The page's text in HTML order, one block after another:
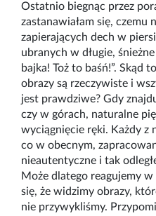
Ostatnio biegnąc przez
zastanawiałam się, czemu
zapierających dech w
ubranych w długie,
bajka! Toż to baśń!”. Skąd
obrazy są rzeczywiste i
jest prawdziwe? Gdy
czy w górach, naturalne
wyciągnięcie ręki. Każdy z
co w obecnym,
nieautentyczne i tak
Może dlatego reagujemy
się, że widzimy obrazy,
nie przywykliśmy.